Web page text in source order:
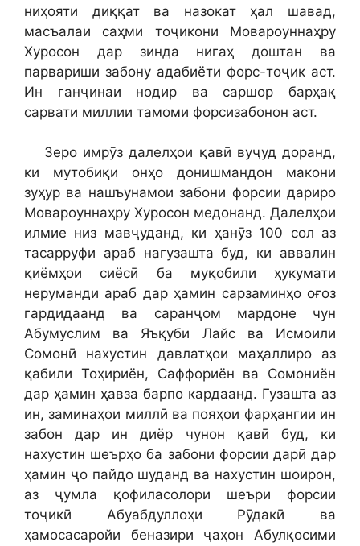
ниҳояти диққат ва назокат ҳал шавад,
масъалаи саҳми тоҷикони Мовароуннаҳру
Хуросон дар зинда нигаҳ доштан ва
парвариши забону адабиёти форс-тоҷик аст.
Ин ганҷинаи нодир ва саршор барҳақ
сарвати миллии тамоми форсизабонон аст.
Зеро имрӯз далелҳои қавӣ вуҷуд доранд,
ки мутобиқи онҳо донишмандон макони
зуҳур ва нашъунамои забони форсии дариро
Мовароуннаҳру Хуросон медонанд. Далелҳои
илмие низ мавҷуданд, ки ҳанӯз 100 сол аз
тасарруфи араб нагузашта буд, ки аввалин
қиёмҳои сиёсӣ ба муқобили ҳукумати
неруманди араб дар ҳамин сарзаминҳо оғоз
гардидаанд ва саранҷом мардоне чун
Абумуслим ва Яъқуби Лайс ва Исмоили
Сомонӣ нахустин давлатҳои маҳаллиро аз
қабили Тоҳириён, Саффориён ва Сомониён
дар ҳамин ҳавза барпо кардаанд. Гузашта аз
ин, заминаҳои миллӣ ва пояҳои фарҳангии ин
забон дар ин диёр чунон қавӣ буд, ки
нахустин шеърҳо ба забони форсии дарӣ дар
ҳамин ҷо пайдо шуданд ва нахустин шоирон,
аз ҷумла қофиласолори шеъри форсии
тоҷикӣ Абуабдуллоҳи Рӯдакӣ ва
ҳамосасаройи беназири ҷаҳон Абулқосими